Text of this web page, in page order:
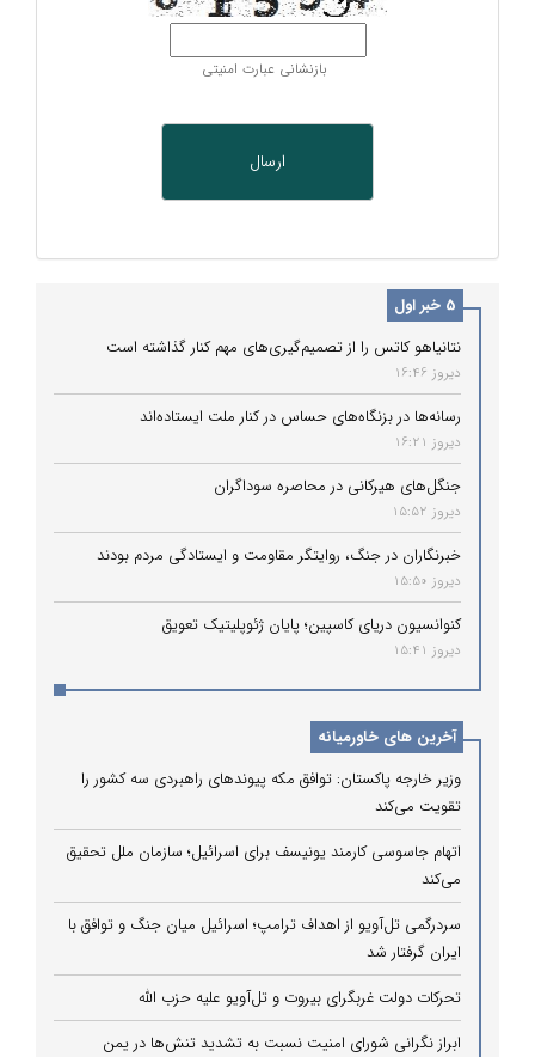
بازنشانی عبارت امنیتی
5 خبر اول
نتانیاهو کاتس را از تصمیم‌گیری‌های مهم کنار گذاشته است
دیروز 16:46
رسانه‌ها در بزنگاه‌های حساس در کنار ملت ایستاده‌اند
دیروز 16:21
جنگل‌های هیرکانی در محاصره سوداگران
دیروز 15:52
خبرنگاران در جنگ، روایتگر مقاومت و ایستادگی مردم بودند
دیروز 15:50
کنوانسیون دریای کاسپین؛ پایان ژئوپلیتیک تعویق
دیروز 15:41
آخرین های خاورمیانه
وزیر خارجه پاکستان: توافق مکه پیوندهای راهبردی سه کشور را
تقویت می‌کند
اتهام جاسوسی کارمند یونیسف برای اسرائیل؛ سازمان ملل تحقیق
می‌کند
سردرگمی تل‌آویو از اهداف ترامپ؛ اسرائیل میان جنگ و توافق با
ایران گرفتار شد
تحرکات دولت غربگرای بیروت و تل‌آویو علیه حزب الله
ابراز نگرانی شورای امنیت نسبت به تشدید تنش‌ها در یمن